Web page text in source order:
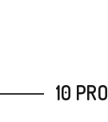
10